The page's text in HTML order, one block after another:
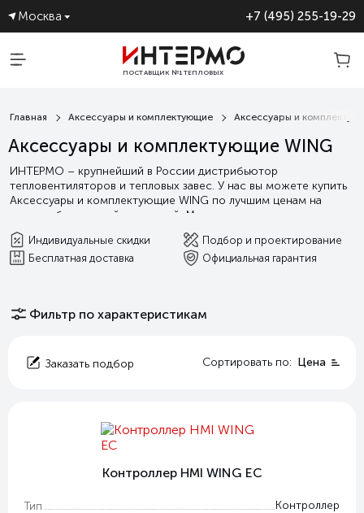
Москва +7 (495) 255-19-29
ПОСТАВЩИК №1 ТЕПЛОВЫХ
Главная Аксессуары и комплектующие Аксессуары и
Аксессуары и комплектующие WING
ИНТЕРМО – крупнейший в России дистрибьютор
тепловентиляторов и тепловых завес. У нас вы можете купить
Аксессуары и комплектующие WING по лучшим ценам на
рынке с бесплатной доставкой. Мы гарантируем выгодные
условия сотрудничества, а так индивидуальную поддержку от
подбора оборудования и проектирования, до сервисного и
гарантийного обслуживания.
Читать далее
Индивидуальные скидки
Подбор и проектирование
Бесплатная доставка
Официальная гарантия
Фильтр по характеристикам
Сортировать по: Цена
Заказать подбор
Контроллер HMI WING EC
Тип Контроллер